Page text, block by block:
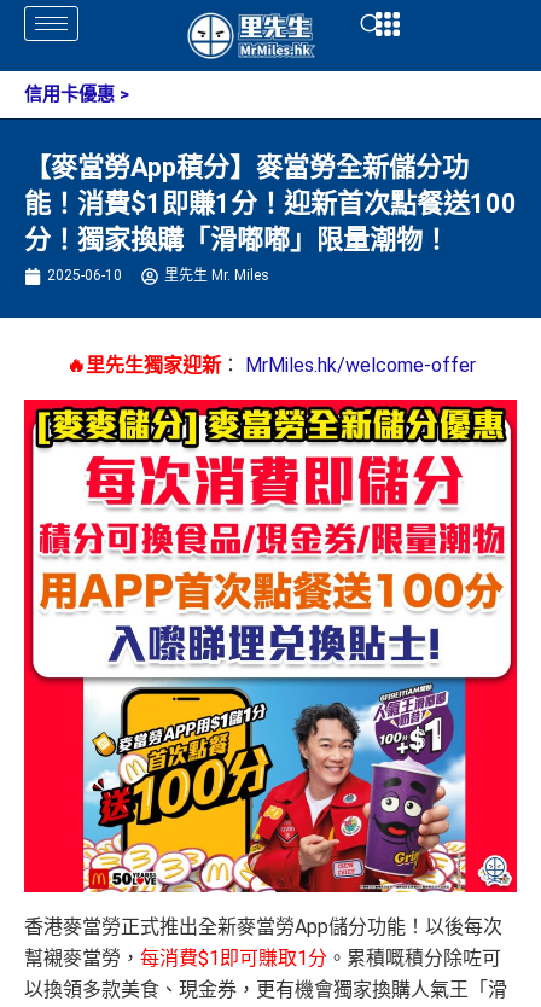
Skip
content
Open
信用卡優惠 >
【麥當勞App積分】麥當勞全新儲分功
能！消費$1即賺1分！迎新首次點餐送100
分！獨家換購「滑嘟嘟」限量潮物！
2025-06-10 里先生 Mr. Miles
🔥里先生獨家迎新： MrMiles.hk/welcome-offer
香港麥當勞正式推出全新麥當勞App儲分功能！以後每次
幫襯麥當勞， 每消費$1即可賺取1分 。累積嘅積分除咗可
以換領多款美食、現金券，更有機會獨家換購人氣王「滑